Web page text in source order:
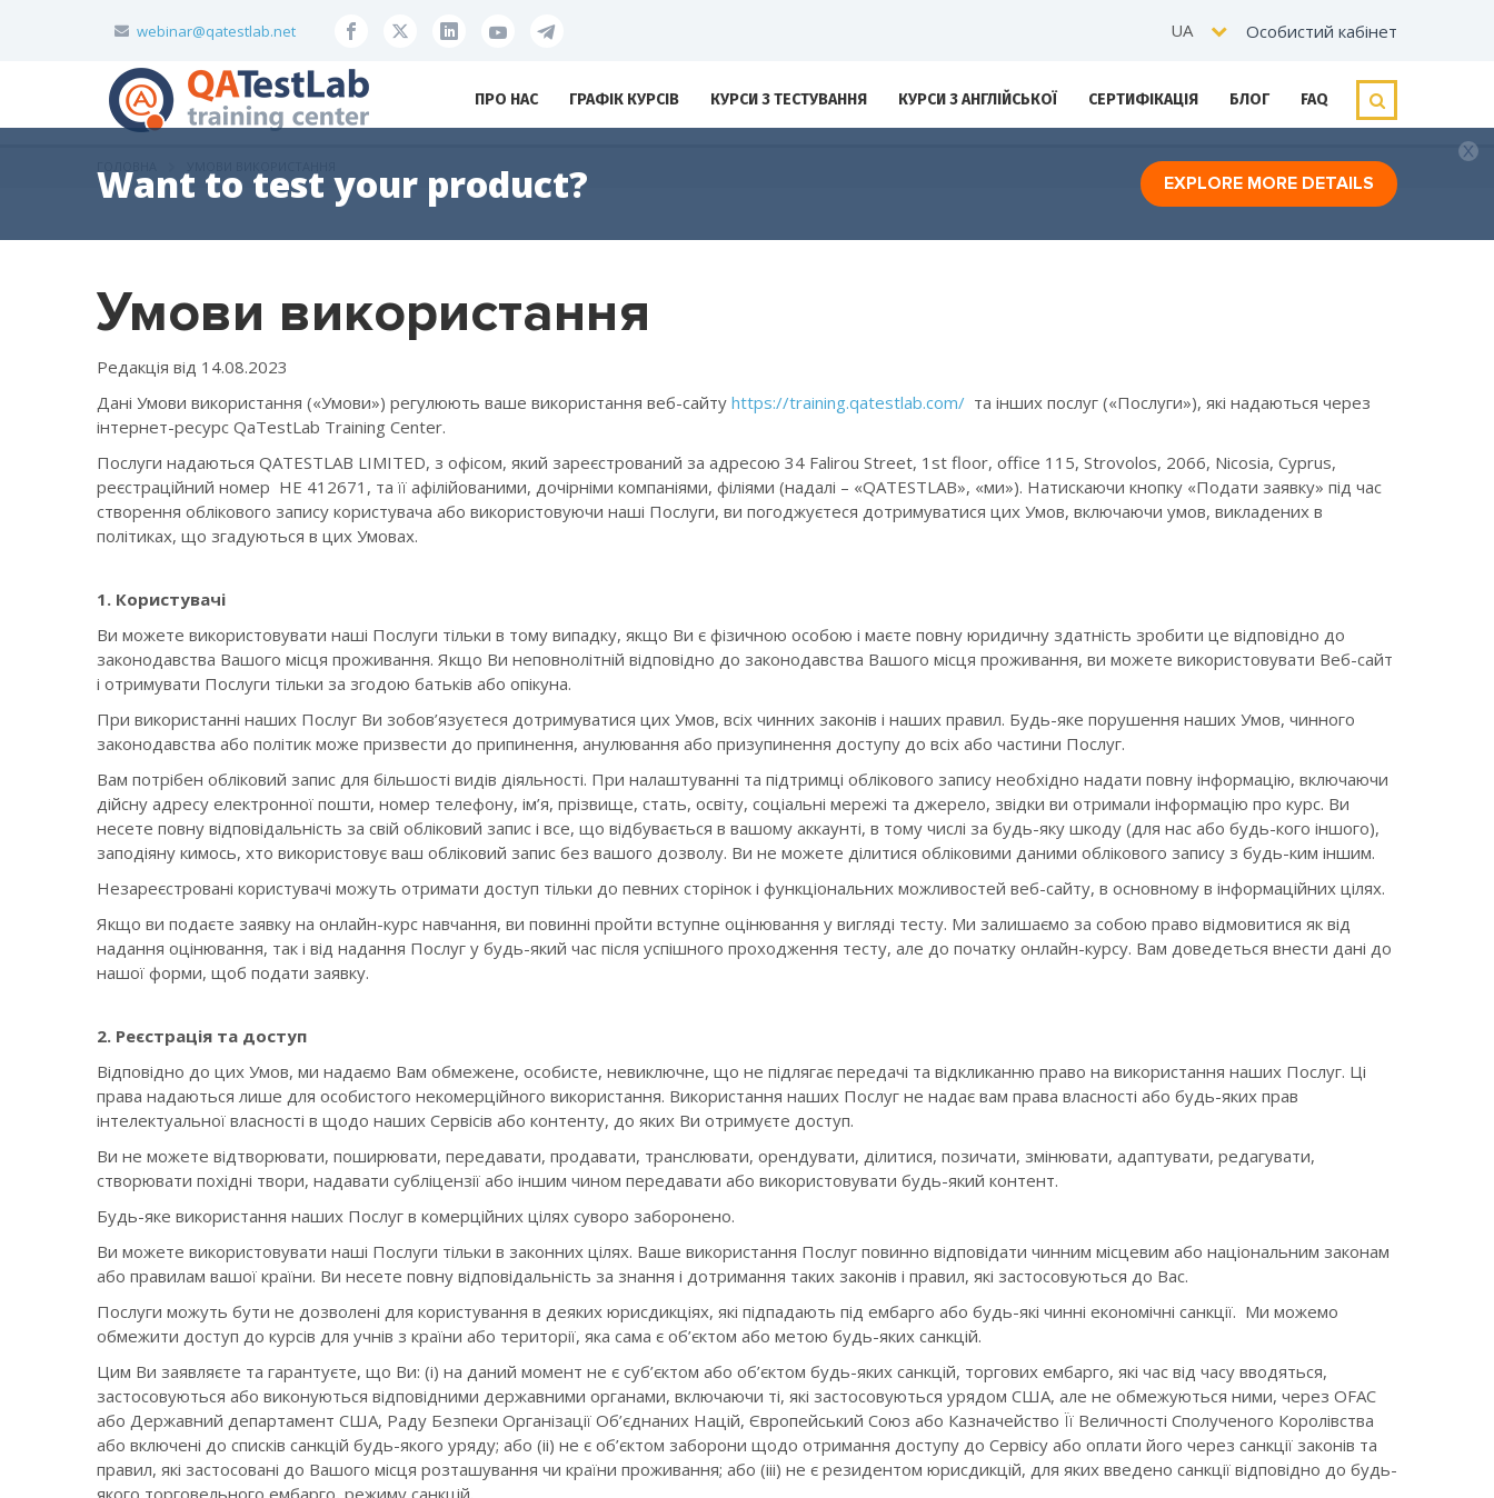
webinar@qatestlab.net UA Особистий кабінет
ПРО НАС ГРАФІК КУРСІВ КУРСИ З ТЕСТУВАННЯ КУРСИ З АНГЛІЙСЬКОЇ СЕРТИФІКАЦІЯ БЛОГ FAQ
Want to test your product? EXPLORE MORE DETAILS
Умови використання
Редакція від 14.08.2023
Дані Умови використання («Умови») регулюють ваше використання веб-сайту https://training.qatestlab.com/ та інших послуг («Послуги»), які надаються через
інтернет-ресурс QaTestLab Training Center.
Послуги надаються QATESTLAB LIMITED, з офісом, який зареєстрований за адресою 34 Falirou Street, 1st floor, office 115, Strovolos, 2066, Nicosia, Cyprus,
реєстраційний номер HE 412671, та її афілійованими, дочірніми компаніями, філіями (надалі – «QATESTLAB», «ми»). Натискаючи кнопку «Подати заявку» під час
створення облікового запису користувача або використовуючи наші Послуги, ви погоджуєтеся дотримуватися цих Умов, включаючи умов, викладених в
політиках, що згадуються в цих Умовах.
1. Користувачі
Ви можете використовувати наші Послуги тільки в тому випадку, якщо Ви є фізичною особою і маєте повну юридичну здатність зробити це відповідно до
законодавства Вашого місця проживання. Якщо Ви неповнолітній відповідно до законодавства Вашого місця проживання, ви можете використовувати Веб-сайт
і отримувати Послуги тільки за згодою батьків або опікуна.
При використанні наших Послуг Ви зобов’язуєтеся дотримуватися цих Умов, всіх чинних законів і наших правил. Будь-яке порушення наших Умов, чинного
законодавства або політик може призвести до припинення, анулювання або призупинення доступу до всіх або частини Послуг.
Вам потрібен обліковий запис для більшості видів діяльності. При налаштуванні та підтримці облікового запису необхідно надати повну інформацію, включаючи
дійсну адресу електронної пошти, номер телефону, ім’я, прізвище, стать, освіту, соціальні мережі та джерело, звідки ви отримали інформацію про курс. Ви
несете повну відповідальність за свій обліковий запис і все, що відбувається в вашому аккаунті, в тому числі за будь-яку шкоду (для нас або будь-кого іншого),
заподіяну кимось, хто використовує ваш обліковий запис без вашого дозволу. Ви не можете ділитися обліковими даними облікового запису з будь-ким іншим.
Незареєстровані користувачі можуть отримати доступ тільки до певних сторінок і функціональних можливостей веб-сайту, в основному в інформаційних цілях.
Якщо ви подаєте заявку на онлайн-курс навчання, ви повинні пройти вступне оцінювання у вигляді тесту. Ми залишаємо за собою право відмовитися як від
надання оцінювання, так і від надання Послуг у будь-який час після успішного проходження тесту, але до початку онлайн-курсу. Вам доведеться внести дані до
нашої форми, щоб подати заявку.
2. Реєстрація та доступ
Відповідно до цих Умов, ми надаємо Вам обмежене, особисте, невиключне, що не підлягає передачі та відкликанню право на використання наших Послуг. Ці
права надаються лише для особистого некомерційного використання. Використання наших Послуг не надає вам права власності або будь-яких прав
інтелектуальної власності в щодо наших Сервісів або контенту, до яких Ви отримуєте доступ.
Ви не можете відтворювати, поширювати, передавати, продавати, транслювати, орендувати, ділитися, позичати, змінювати, адаптувати, редагувати,
створювати похідні твори, надавати субліцензії або іншим чином передавати або використовувати будь-який контент.
Будь-яке використання наших Послуг в комерційних цілях суворо заборонено.
Ви можете використовувати наші Послуги тільки в законних цілях. Ваше використання Послуг повинно відповідати чинним місцевим або національним законам
або правилам вашої країни. Ви несете повну відповідальність за знання і дотримання таких законів і правил, які застосовуються до Вас.
Послуги можуть бути не дозволені для користування в деяких юрисдикціях, які підпадають під ембарго або будь-які чинні економічні санкції. Ми можемо
обмежити доступ до курсів для учнів з країни або території, яка сама є об’єктом або метою будь-яких санкцій.
Цим Ви заявляєте та гарантуєте, що Ви: (i) на даний момент не є суб’єктом або об’єктом будь-яких санкцій, торгових ембарго, які час від часу вводяться,
застосовуються або виконуються відповідними державними органами, включаючи ті, які застосовуються урядом США, але не обмежуються ними, через OFAC
або Державний департамент США, Раду Безпеки Організації Об’єднаних Націй, Європейський Союз або Казначейство Її Величності Сполученого Королівства
або включені до списків санкцій будь-якого уряду; або (ii) не є об’єктом заборони щодо отримання доступу до Сервісу або оплати його через санкції законів та
правил, які застосовані до Вашого місця розташування чи країни проживання; або (iii) не є резидентом юрисдикцій, для яких введено санкції відповідно до будь-
якого торговельного ембарго, режиму санкцій.